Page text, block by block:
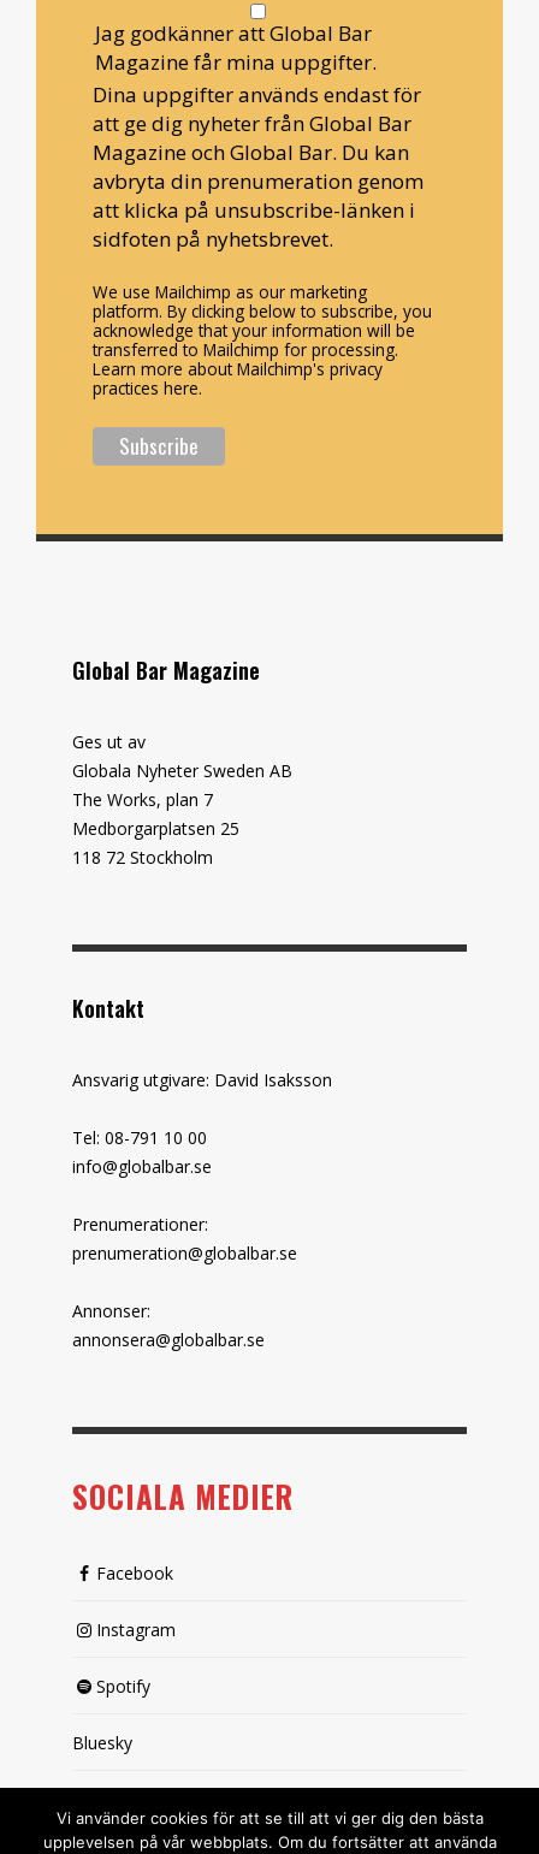
Jag godkänner att Global Bar
Magazine får mina uppgifter.
Dina uppgifter används endast för
att ge dig nyheter från Global Bar
Magazine och Global Bar. Du kan
avbryta din prenumeration genom
att klicka på unsubscribe-länken i
sidfoten på nyhetsbrevet.
We use Mailchimp as our marketing
platform. By clicking below to subscribe, you
acknowledge that your information will be
transferred to Mailchimp for processing.
Learn more about Mailchimp's privacy
practices here.
Global Bar Magazine
Ges ut av
Globala Nyheter Sweden AB
The Works, plan 7
Medborgarplatsen 25
118 72 Stockholm
Kontakt
Ansvarig utgivare: David Isaksson
Tel: 08-791 10 00
info@globalbar.se
Prenumerationer:
prenumeration@globalbar.se
Annonser:
annonsera@globalbar.se
SOCIALA MEDIER
Facebook
Instagram
Spotify
Bluesky
Vi använder cookies för att se till att vi ger dig den bästa
upplevelsen på vår webbplats. Om du fortsätter att använda